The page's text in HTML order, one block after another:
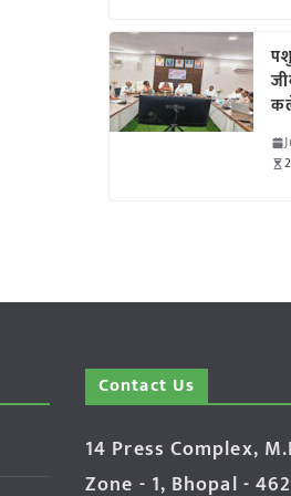
Contact Us
14 Press Complex,
Zone - 1, Bhopal -